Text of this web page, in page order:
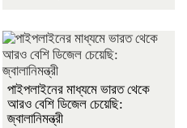
পাইপলাইনের মাধ্যমে ভারত থেকে
আরও বেশি ডিজেল চেয়েছি:
জ্বালানিমন্ত্রী